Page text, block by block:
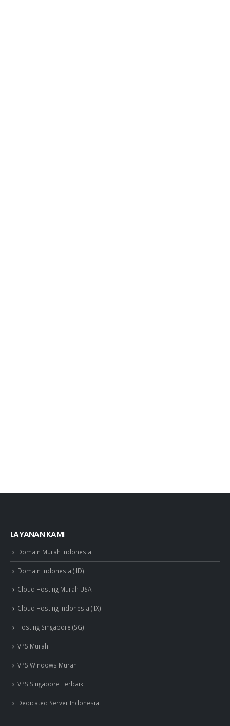
LAYANAN KAMI
Domain Murah Indonesia
Domain Indonesia (.ID)
Cloud Hosting Murah USA
Cloud Hosting Indonesia (IIX)
Hosting Singapore (SG)
VPS Murah
VPS Windows Murah
VPS Singapore Terbaik
Dedicated Server Indonesia